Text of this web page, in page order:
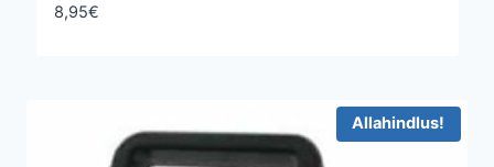
8,95€
Allahindlus!